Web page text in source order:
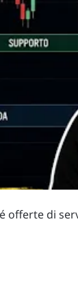
offerte di